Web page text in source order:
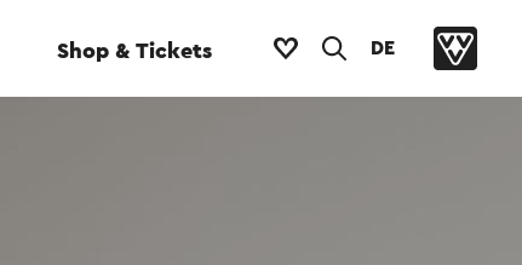
Shop & Tickets DE